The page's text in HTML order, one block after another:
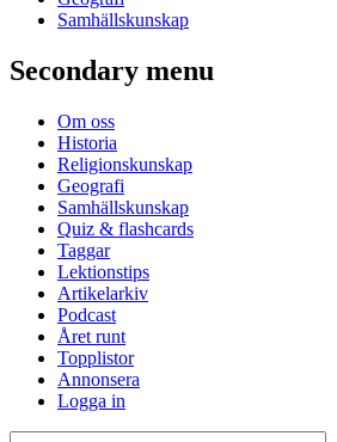
Samhällskunskap
Secondary menu
Om oss
Historia
Religionskunskap
Geografi
Samhällskunskap
Quiz & flashcards
Taggar
Lektionstips
Artikelarkiv
Podcast
Året runt
Topplistor
Annonsera
Logga in